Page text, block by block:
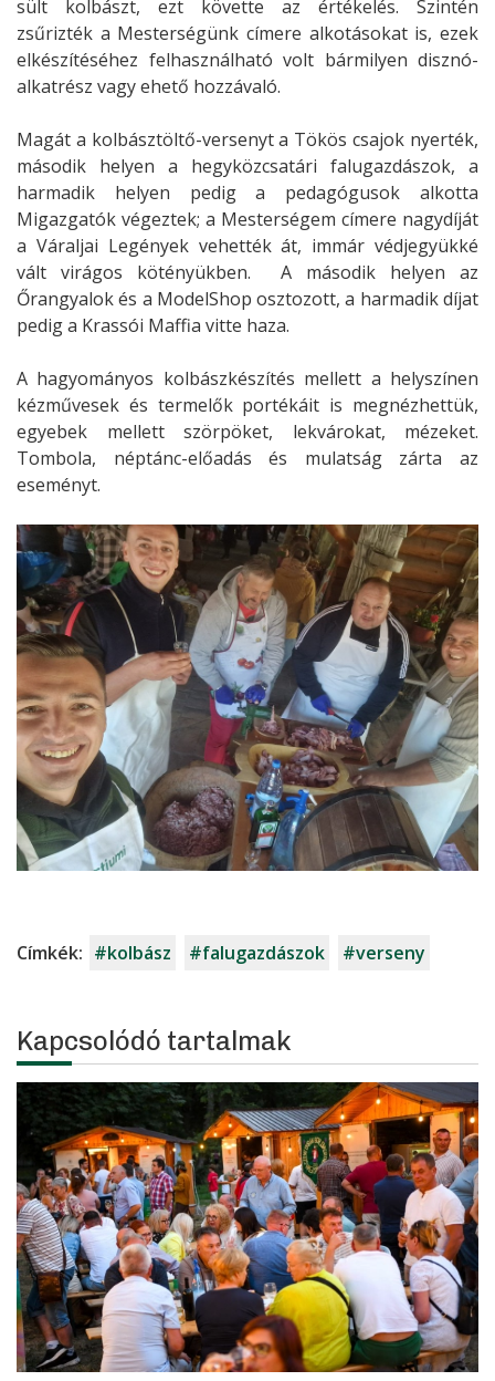
sült kolbászt, ezt követte az értékelés. Szintén
zsűrizték a Mesterségünk címere alkotásokat is, ezek
elkészítéséhez felhasználható volt bármilyen disznó-
alkatrész vagy ehető hozzávaló.
Magát a kolbásztöltő-versenyt a Tökös csajok nyerték,
második helyen a hegyközcsatári falugazdászok, a
harmadik helyen pedig a pedagógusok alkotta
Migazgatók végeztek; a Mesterségem címere nagydíját
a Váraljai Legények vehették át, immár védjegyükké
vált virágos kötényükben. A második helyen az
Őrangyalok és a ModelShop osztozott, a harmadik díjat
pedig a Krassói Maffia vitte haza.
A hagyományos kolbászkészítés mellett a helyszínen
kézművesek és termelők portékáit is megnézhettük,
egyebek mellett szörpöket, lekvárokat, mézeket.
Tombola, néptánc-előadás és mulatság zárta az
eseményt.
Címkék: #kolbász #falugazdászok #verseny
Kapcsolódó tartalmak